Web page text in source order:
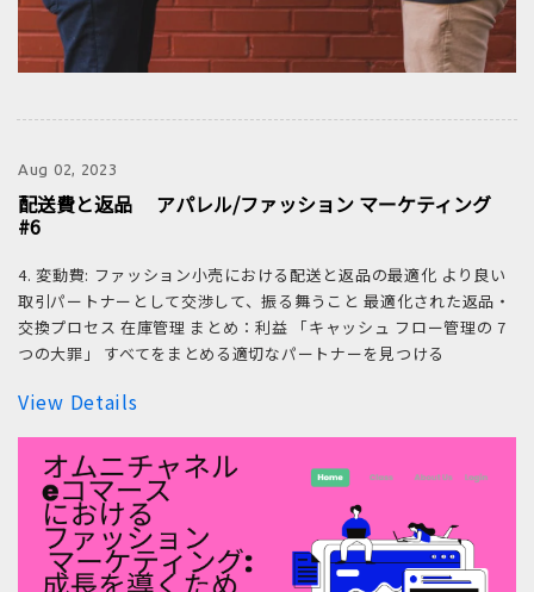
Aug 02, 2023
配送費と返品 アパレル/ファッション マーケティング
#6
4. 変動費: ファッション小売における配送と返品の最適化 より良い
取引パートナーとして交渉して、振る舞うこと 最適化された返品・
交換プロセス 在庫管理 まとめ：利益 「キャッシュ フロー管理の 7
つの大罪」 すべてをまとめる適切なパートナーを見つける
View Details